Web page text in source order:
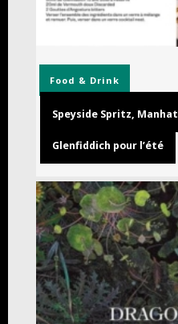
Food & Drink
Speyside Spritz,
Glenfiddich pour l’été